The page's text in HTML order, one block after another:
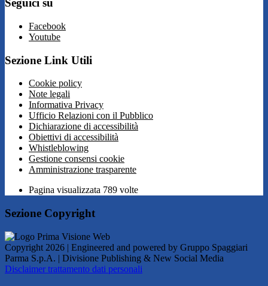
Seguici su
Facebook
Youtube
Sezione Link Utili
Cookie policy
Note legali
Informativa Privacy
Ufficio Relazioni con il Pubblico
Dichiarazione di accessibilità
Obiettivi di accessibilità
Whistleblowing
Gestione consensi cookie
Amministrazione trasparente
Pagina visualizzata 789 volte
Sezione Copyright
Copyright 2026 | Engineered and powered by Gruppo Spaggiari
Parma S.p.A. | Divisione Publishing & New Social Media
Disclaimer trattamento dati personali